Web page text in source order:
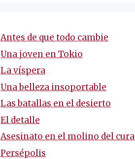
Antes de que todo cambie
Una joven en Tokio
La víspera
Una belleza insoportable
Las batallas en el desierto
El detalle
Asesinato en el molino del cura
Persépolis